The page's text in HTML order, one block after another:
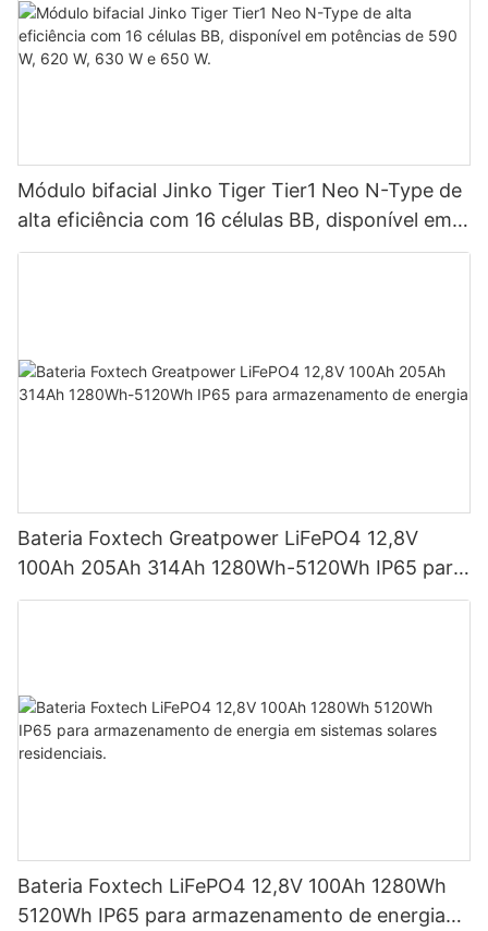
Módulo bifacial Jinko Tiger Tier1 Neo N-Type de
alta eficiência com 16 células BB, disponível em
potências de 590 W, 620 W, 630 W e 650 W.
Bateria Foxtech Greatpower LiFePO4 12,8V
100Ah 205Ah 314Ah 1280Wh-5120Wh IP65 para
armazenamento de energia
Bateria Foxtech LiFePO4 12,8V 100Ah 1280Wh
5120Wh IP65 para armazenamento de energia